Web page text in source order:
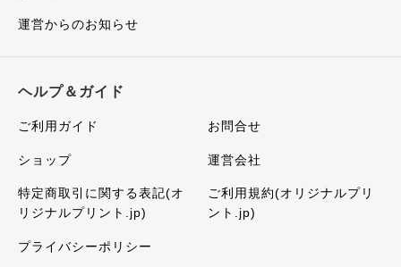
運営からのお知らせ
ヘルプ＆ガイド
ご利用ガイド お問合せ
ショップ 運営会社
特定商取引に関する表記(オ
リジナルプリント.jp)
ご利用規約(オリジナルプリ
ント.jp)
プライバシーポリシー